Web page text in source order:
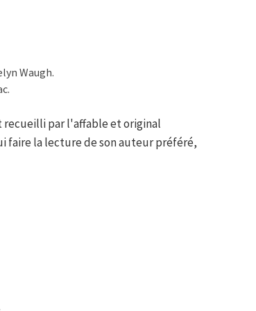
Waugh.
recueilli par l'affable et original
faire la lecture de son auteur préféré,